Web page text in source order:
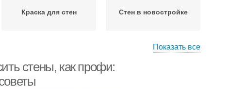
Краска для стен Стен в новостройке
Показать все
стены, как профи: